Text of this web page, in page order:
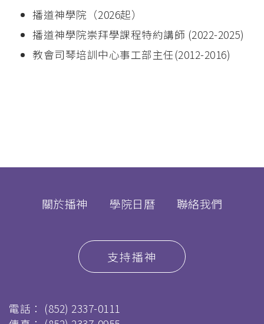
播道神學院（2026起）
播道神學院崇拜學課程特約講師 (2022-2025)
教會司琴培訓中心事工部主任(2012-2016)
關於播神 學院日曆 聯絡我們
支持播神
電話： (852) 2337-0111